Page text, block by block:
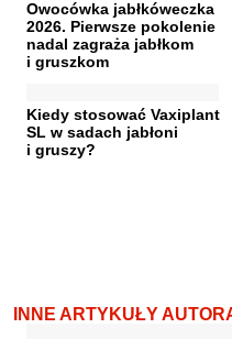
Owocówka jabłkóweczka
2026. Pierwsze pokolenie
nadal zagraża jabłkom
i gruszkom
Kiedy stosować Vaxiplant
SL w sadach jabłoni
i gruszy?
INNE ARTYKUŁY